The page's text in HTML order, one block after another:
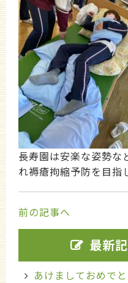
長寿園は安楽な姿勢な
れ褥瘡拘縮予防を目指
前の記事へ
最新
あけましておめで